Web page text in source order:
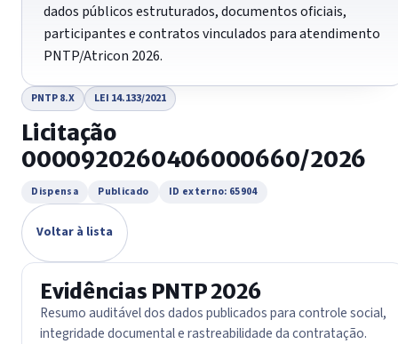
dados públicos estruturados, documentos oficiais,
participantes e contratos vinculados para atendimento
PNTP/Atricon 2026.
PNTP 8.X LEI 14.133/2021
Licitação
0000920260406000660/2026
Dispensa Publicado ID externo: 65904
Voltar à lista
Evidências PNTP 2026
Resumo auditável dos dados publicados para controle social,
integridade documental e rastreabilidade da contratação.